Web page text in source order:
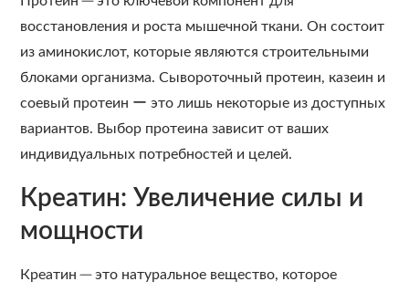
восстановления и роста мышечной ткани. Он состоит
из аминокислот, которые являются строительными
блоками организма. Сывороточный протеин, казеин и
соевый протеин ー это лишь некоторые из доступных
вариантов. Выбор протеина зависит от ваших
индивидуальных потребностей и целей.
Креатин: Увеличение силы и
мощности
Креатин ─ это натуральное вещество, которое